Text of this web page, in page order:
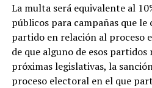
La multa será equivalente al
públicos para campañas que le
partido en relación al proceso
de que alguno de esos
próximas legislativas, la
proceso electoral en el que